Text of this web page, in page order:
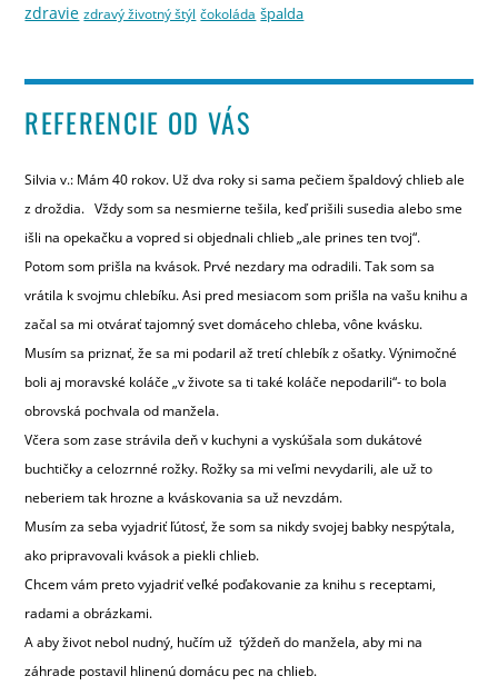
zdravie zdravý životný štýl čokoláda špalda
REFERENCIE OD VÁS
Silvia v.: Mám 40 rokov. Už dva roky si sama pečiem špaldový chlieb ale
z droždia. Vždy som sa nesmierne tešila, keď prišili susedia alebo sme
išli na opekačku a vopred si objednali chlieb „ale prines ten tvoj“.
Potom som prišla na kvások. Prvé nezdary ma odradili. Tak som sa
vrátila k svojmu chlebíku. Asi pred mesiacom som prišla na vašu knihu a
začal sa mi otvárať tajomný svet domáceho chleba, vône kvásku.
Musím sa priznať, že sa mi podaril až tretí chlebík z ošatky. Výnimočné
boli aj moravské koláče „v živote sa ti také koláče nepodarili“- to bola
obrovská pochvala od manžela.
Včera som zase strávila deň v kuchyni a vyskúšala som dukátové
buchtičky a celozrnné rožky. Rožky sa mi veľmi nevydarili, ale už to
neberiem tak hrozne a kváskovania sa už nevzdám.
Musím za seba vyjadriť ľútosť, že som sa nikdy svojej babky nespýtala,
ako pripravovali kvások a piekli chlieb.
Chcem vám preto vyjadriť veľké poďakovanie za knihu s receptami,
radami a obrázkami.
A aby život nebol nudný, hučím už týždeň do manžela, aby mi na
záhrade postavil hlinenú domácu pec na chlieb.